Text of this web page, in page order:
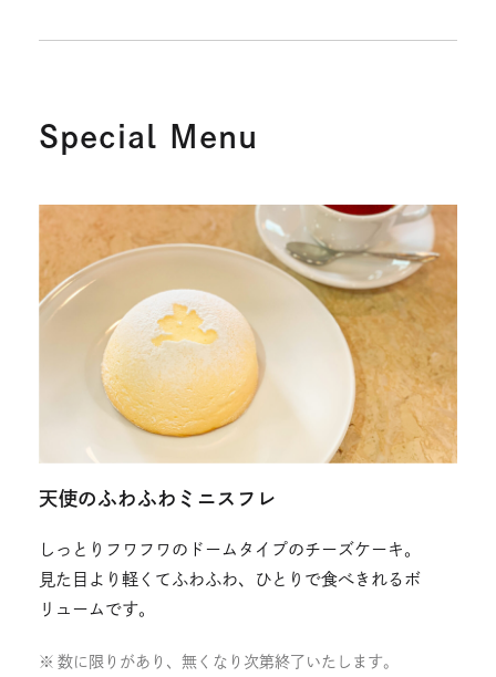
Special Menu
天使のふわふわミニスフレ
しっとりフワフワのドームタイプのチーズケーキ。
見た目より軽くてふわふわ、ひとりで食べきれるボ
リュームです。
数に限りがあり、無くなり次第終了いたします。